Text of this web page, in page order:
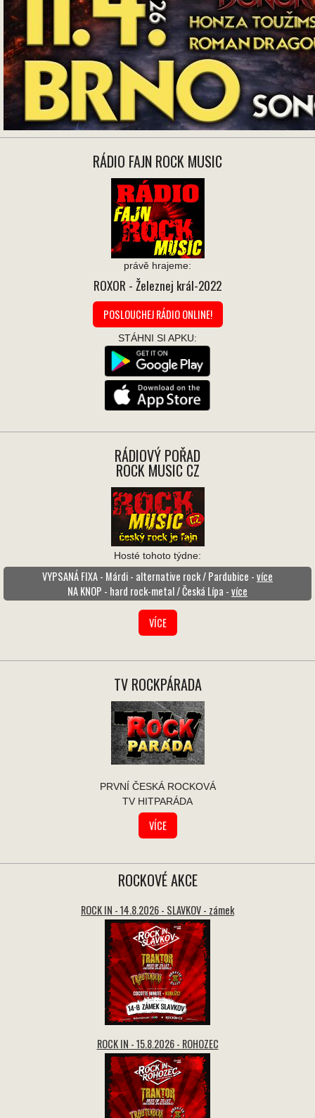
RÁDIO FAJN ROCK MUSIC
právě hrajeme:
ROXOR - Železnej král-2022
POSLOUCHEJ RÁDIO ONLINE!
STÁHNI SI APKU:
RÁDIOVÝ POŘAD
ROCK MUSIC CZ
Hosté tohoto týdne:
VYPSANÁ FIXA - Márdi - alternative rock / Pardubice -více
NA KNOP - hard rock-metal / Česká Lípa -více
VÍCE
TV ROCKPÁRADA
PRVNÍ ČESKÁ ROCKOVÁ
TV HITPARÁDA
VÍCE
ROCKOVÉ AKCE
ROCK IN - 14.8.2026 - SLAVKOV - zámek
ROCK IN - 15.8.2026 - ROHOZEC